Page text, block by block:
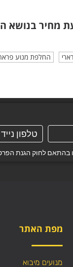
מחיר בנושא
החלפת מנוע
הפרטיות, התשמ"א–1981 (כולל
מפת האתר
מנועים מיבוא